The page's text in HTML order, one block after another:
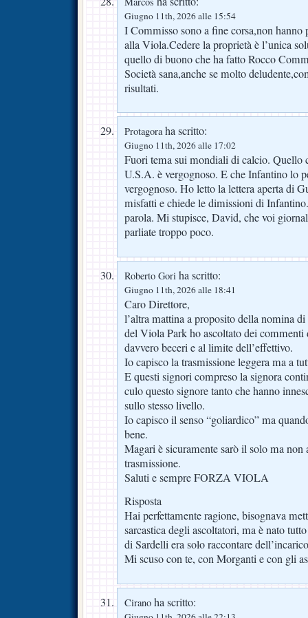
Giugno 11th, 2026 alle 15:54
I Commisso sono a fine corsa,non hanno
alla Viola.Cedere la proprietà è l’unica
quello di buono che ha fatto Rocco
Società sana,anche se molto
risultati.
Protagoraha scritto:
Giugno 11th, 2026 alle 17:02
Fuori tema sui mondiali di calcio. Quello
U.S.A. è vergognoso. E che Infantino lo
vergognoso. Ho letto la lettera aperta di
misfatti e chiede le dimissioni di
parola. Mi stupisce, David, che voi
parliate troppo poco.
Roberto Gori ha scritto:
Giugno 11th, 2026 alle 18:41
Caro Direttore,
l’altra mattina a proposito della nomina
del Viola Park ho ascoltato dei commenti
davvero beceri e al limite dell’effettivo.
Io capisco la trasmissione leggera ma a
E questi signori compreso la signora
culo questo signore tanto che hanno
sullo stesso livello.
Io capisco il senso “goliardico” ma
bene.
Magari è sicuramente sarò il solo ma non
trasmissione.
Saluti e sempre FORZA VIOLA
Risposta
Hai perfettamente ragione, bisognava
sarcastica degli ascoltatori, ma è nato
di Sardelli era solo raccontare
Mi scuso con te, con Morganti e con gli
Cirano ha scritto: